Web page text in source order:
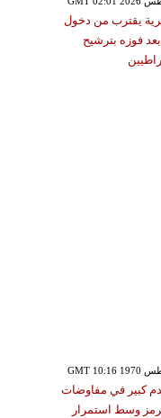
يقترب من دخول
بعد فوزه بترشيح
كبير في مفاوضات
وسط استمرار